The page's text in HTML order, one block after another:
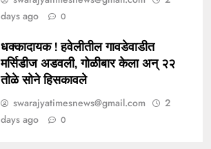
days ago
0
धक्कादायक ! हवेलीतील गावडेवाडीत
मर्सिडीज अडवली, गोळीबार केला अन् २२
तोळे सोने हिसकावले
swarajyatimesnews@gmail.com
2
days ago
0